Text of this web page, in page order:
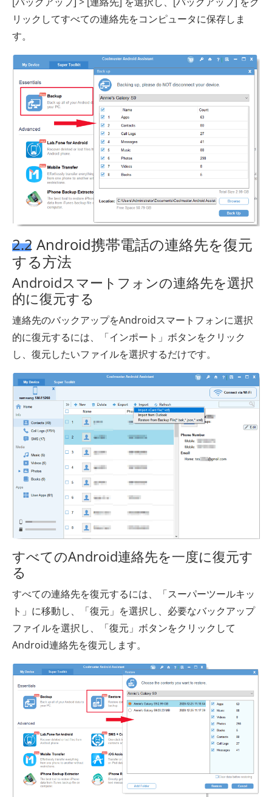
リックしてすべての連絡先をコンピュータに保存しま
す。
2.2 Android携帯電話の連絡先を復元
する方法
Androidスマートフォンの連絡先を選択
的に復元する
連絡先のバックアップをAndroidスマートフォンに選択
的に復元するには、「インポート」ボタンをクリック
し、復元したいファイルを選択するだけです。
すべてのAndroid連絡先を一度に復元す
る
すべての連絡先を復元するには、「スーパーツールキッ
ト」に移動し、「復元」を選択し、必要なバックアップ
ファイルを選択し、「復元」ボタンをクリックして
Android連絡先を復元します。